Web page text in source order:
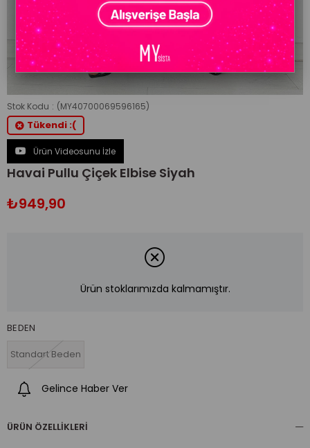
Stok Kodu (MY40700069596165)
Tükendi :(
Ürün Videosunu İzle
Havai Pullu Çiçek Elbise Siyah
₺949,90
Ürün stoklarımızda kalmamıştır.
BEDEN
Standart Beden
Gelince Haber Ver
ÜRÜN ÖZELLIKLERI